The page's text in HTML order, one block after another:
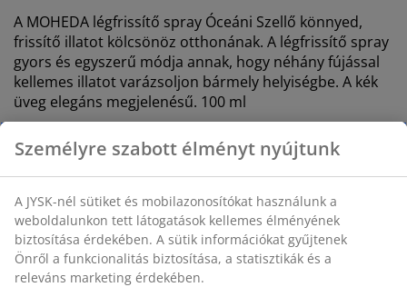
A MOHEDA légfrissítő spray Óceáni Szellő könnyed,
frissítő illatot kölcsönöz otthonának. A légfrissítő spray
gyors és egyszerű módja annak, hogy néhány fújással
kellemes illatot varázsoljon bármely helyiségbe. A kék
üveg elegáns megjelenésű. 100 ml
SKU: 2786901
Biztonsági adatlap
Részletes Adatok
Személyre szabott élményt nyújtunk
A JYSK-nél sütiket és mobilazonosítókat használunk a
weboldalunkon tett látogatások kellemes élményének
biztosítása érdekében. A sütik információkat gyűjtenek
Önről a funkcionalitás biztosítása, a statisztikák és a
releváns marketing érdekében.